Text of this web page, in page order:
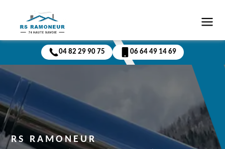
04 82 29 90 75 06 64 49 14 69
RS RAMONEUR